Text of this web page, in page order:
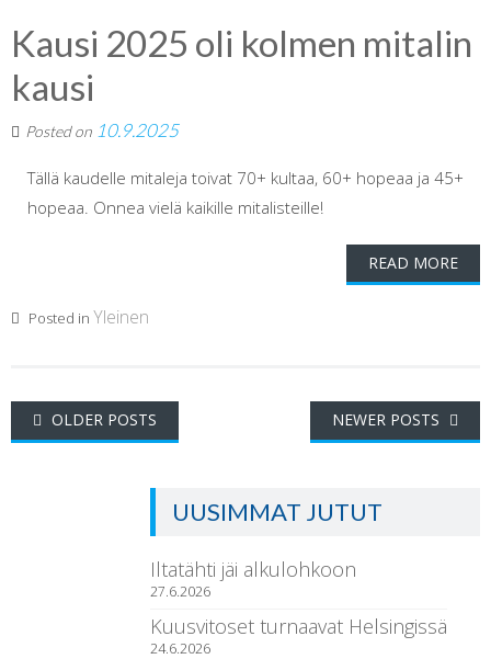
Kausi 2025 oli kolmen mitalin
kausi
Posted on 10.9.2025
Tällä kaudelle mitaleja toivat 70+ kultaa, 60+ hopeaa ja 45+
hopeaa. Onnea vielä kaikille mitalisteille!
READ MORE
Posted in Yleinen
Posts
OLDER POSTS NEWER POSTS
UUSIMMAT JUTUT
Iltatähti jäi alkulohkoon
27.6.2026
Kuusvitoset turnaavat Helsingissä
24.6.2026